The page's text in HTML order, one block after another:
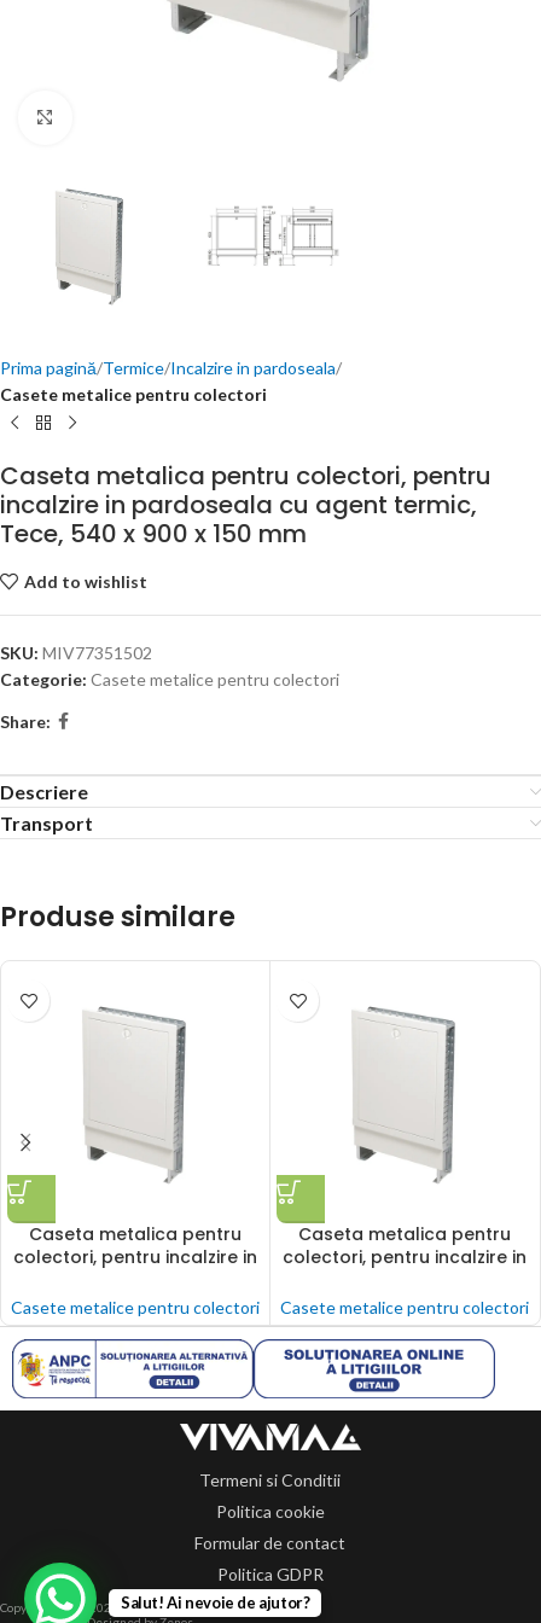
Prima pagină Termice Incalzire in pardoseala
Casete metalice pentru colectori
Caseta metalica pentru colectori, pentru
incalzire in pardoseala cu agent termic,
Tece, 540 x 900 x 150 mm
Add to wishlist
SKU: MIV77351502
Categorie: Casete metalice pentru colectori
Share:
Descriere
Transport
Produse similare
Caseta metalica pentru
colectori, pentru incalzire in
Tece, 1140 x 900 x 150 mm
Casete metalice pentru colectori
Caseta metalica pentru
colectori, pentru incalzire in
Tece, 690 x 900 x 150 mm
Casete metalice pentru colectori
Termeni si Conditii
Politica cookie
Formular de contact
Politica GDPR
Copyright 2014-2024 © Toate drepturile rezervate.
Salut! Ai nevoie de ajutor?